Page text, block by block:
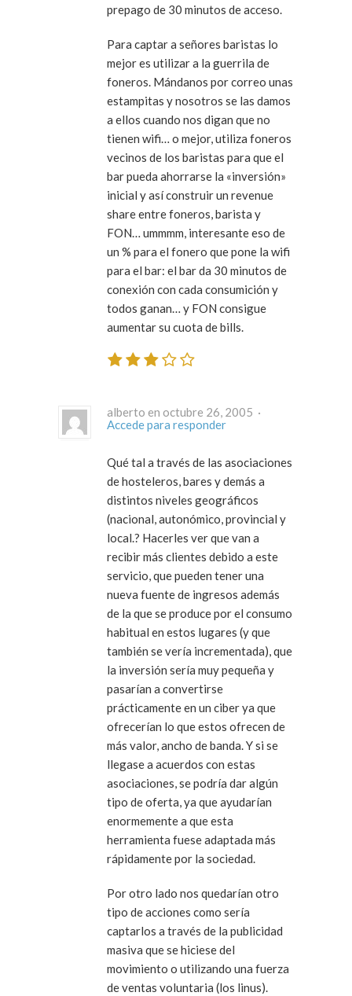
prepago de 30 minutos de acceso.
Para captar a señores baristas lo
mejor es utilizar a la guerrila de
foneros. Mándanos por correo unas
estampitas y nosotros se las damos
a ellos cuando nos digan que no
tienen wifi… o mejor, utiliza foneros
vecinos de los baristas para que el
bar pueda ahorrarse la «inversión»
inicial y así construir un revenue
share entre foneros, barista y
FON… ummmm, interesante eso de
un % para el fonero que pone la wifi
para el bar: el bar da 30 minutos de
conexión con cada consumición y
todos ganan… y FON consigue
aumentar su cuota de bills.
alberto en octubre 26, 2005 ·
Accede para responder
Qué tal a través de las asociaciones
de hosteleros, bares y demás a
distintos niveles geográficos
(nacional, autonómico, provincial y
local.? Hacerles ver que van a
recibir más clientes debido a este
servicio, que pueden tener una
nueva fuente de ingresos además
de la que se produce por el consumo
habitual en estos lugares (y que
también se vería incrementada), que
la inversión sería muy pequeña y
pasarían a convertirse
prácticamente en un ciber ya que
ofrecerían lo que estos ofrecen de
más valor, ancho de banda. Y si se
llegase a acuerdos con estas
asociaciones, se podría dar algún
tipo de oferta, ya que ayudarían
enormemente a que esta
herramienta fuese adaptada más
rápidamente por la sociedad.
Por otro lado nos quedarían otro
tipo de acciones como sería
captarlos a través de la publicidad
masiva que se hiciese del
movimiento o utilizando una fuerza
de ventas voluntaria (los linus).